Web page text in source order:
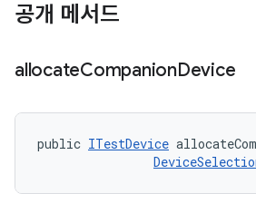
공개 메서드
allocateCompanionDevice
public ITestDevice